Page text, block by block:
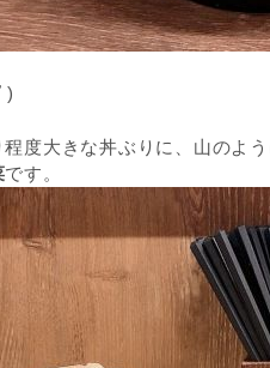
)
度大きな丼ぶりに、山のよう
です。